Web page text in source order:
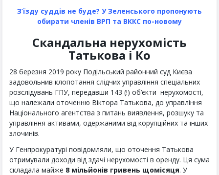
З’їзду суддів не буде? У Зеленського пропонують
обирати членів ВРП та ВККС по-новому
Скандальна нерухомість
Татькова і Ко
28 березня 2019 року Подільський районний суд Києва
задовольнив клопотання слідчих управління спеціальних
розслідувань ГПУ, передавши 143 (!) об’єкти нерухомості,
що належали оточенню Віктора Татькова, до управління
Національного агентства з питань виявлення, розшуку та
управління активами, одержаними від корупційних та інших
злочинів.
У Генпрокуратурі повідомляли, що оточення Татькова
отримували доходи від здачі нерухомості в оренду. Ця сума
складала майже 8 мільйонів гривень щомісяця. У